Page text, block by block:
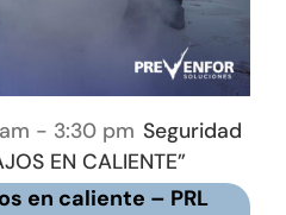
- 3:30 pm Seguridad
EN CALIENTE”
en caliente – PRL